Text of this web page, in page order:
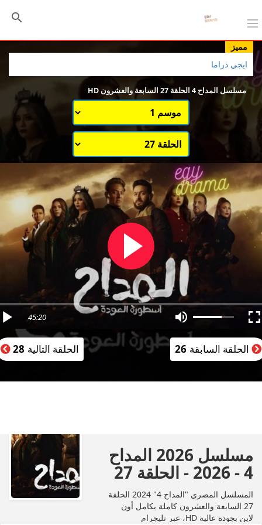
مميز
ايجي دراما
مسلسل المداح 4 الحلقة 27 السابعة والعشرون HD
اختيار الموسم
قائمة حلقات الموسم 1
45:20
الحلقة السابقة 26 الحلقة التالية 28
مسلسل 2026 المداح
4 - 2026 - الحلقة 27
المسلسل المصري "المداح 4" 2024 الحلقة
27 السابعة والعشرون كاملة بكامل أون
لاين بجودة عالية HD، عبر تليجرام